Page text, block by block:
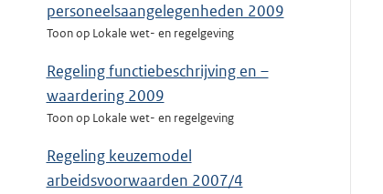
personeelsaangelegenheden 2009
Toon op Lokale wet- en regelgeving
Regeling functiebeschrijving en –
waardering 2009
Toon op Lokale wet- en regelgeving
Regeling keuzemodel
arbeidsvoorwaarden 2007/4